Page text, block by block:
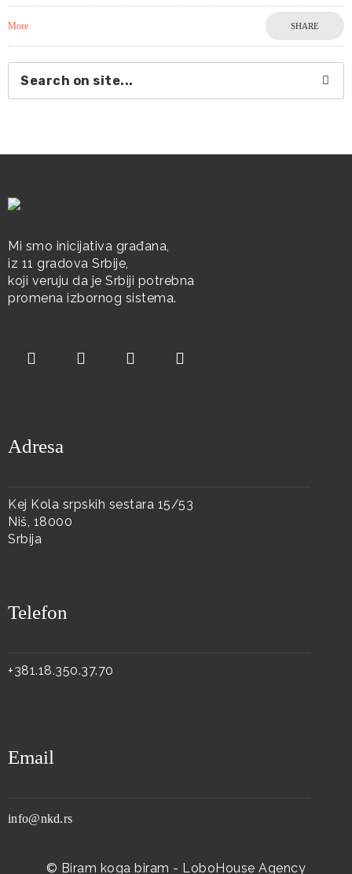
More SHARE
Mi smo inicijativa građana,
iz 11 gradova Srbije,
koji veruju da je Srbiji potrebna
promena izbornog sistema.
Adresa
Kej Kola srpskih sestara 15/53
Niš, 18000
Srbija
Telefon
+381.18.350.37.70
Email
info@nkd.rs
© Biram koga biram - LoboHouse Agency